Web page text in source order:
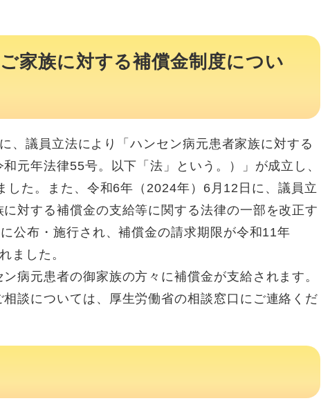
家族に対する補償金制度につい
議員立法により「ハンセン病元患者家族に対する
元年法律55号。以下「法」という。）」が成立し、
した。また、令和6年（2024年）6月12日に、議員立
対する補償金の支給等に関する法律の一部を改正す
公布・施行され、補償金の請求期限が令和11年
ました。
病元患者の御家族の方々に補償金が支給されます。
談については、厚生労働省の相談窓口にご連絡くだ